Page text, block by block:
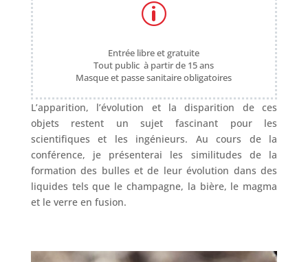
p
Entrée libre et gratuite
Tout public à partir de 15 ans
Masque et passe sanitaire obligatoires
L’apparition, l’évolution et la disparition de ces
objets restent un sujet fascinant pour les
scientifiques et les ingénieurs. Au cours de la
conférence, je présenterai les similitudes de la
formation des bulles et de leur évolution dans des
liquides tels que le champagne, la bière, le magma
et le verre en fusion.